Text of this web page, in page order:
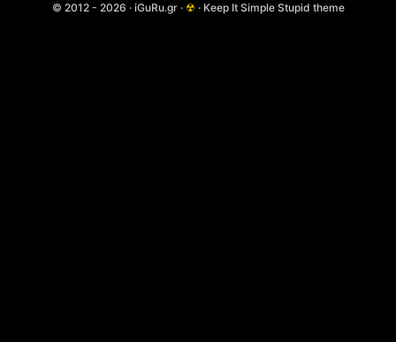
© 2012 - 2026 · iGuRu.gr · ☢ · Keep It Simple Stupid theme